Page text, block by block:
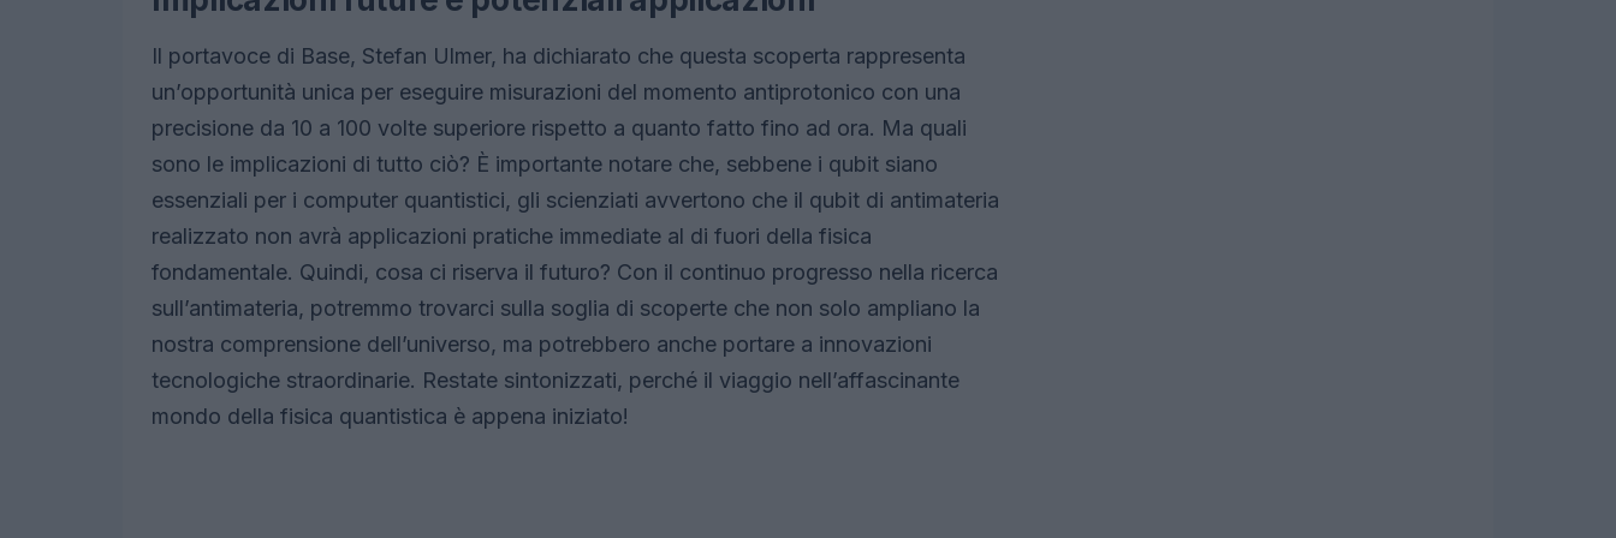
Il portavoce di Base, Stefan Ulmer, ha dichiarato che questa scoperta rappresenta
un’opportunità unica per eseguire misurazioni del momento antiprotonico con una
precisione da 10 a 100 volte superiore rispetto a quanto fatto fino ad ora. Ma quali
sono le implicazioni di tutto ciò? È importante notare che, sebbene i qubit siano
essenziali per i computer quantistici, gli scienziati avvertono che il qubit di antimateria
realizzato non avrà applicazioni pratiche immediate al di fuori della fisica
fondamentale. Quindi, cosa ci riserva il futuro? Con il continuo progresso nella ricerca
sull’antimateria, potremmo trovarci sulla soglia di scoperte che non solo ampliano la
nostra comprensione dell’universo, ma potrebbero anche portare a innovazioni
tecnologiche straordinarie. Restate sintonizzati, perché il viaggio nell’affascinante
mondo della fisica quantistica è appena iniziato!